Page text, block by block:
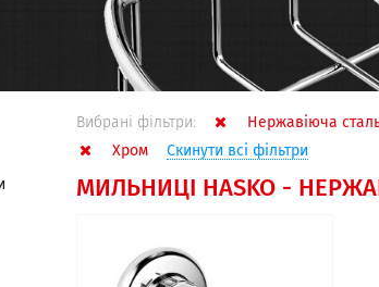
Вибрані фільтри: Нержавіюча
Хром
Скинути всі фільтри
МИЛЬНИЦІ HASKO -